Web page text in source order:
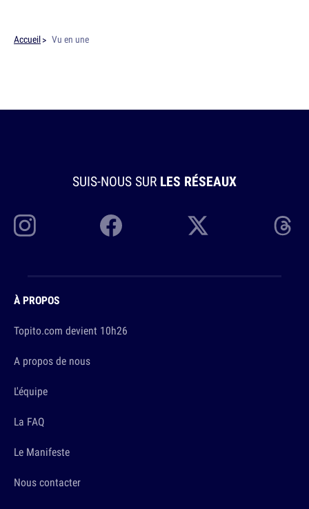
Accueil Vu en une
SUIS-NOUS SUR LES RÉSEAUX
À PROPOS
Topito.com devient 10h26
A propos de nous
L'équipe
La FAQ
Le Manifeste
Nous contacter